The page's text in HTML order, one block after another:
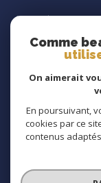
Honoraires
Politique RGPD
Cookies
© 2026 | Tous
Comme
On aimerait
En poursuivant,
cookies par ce
contenus